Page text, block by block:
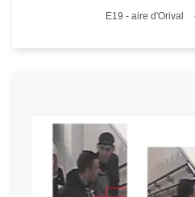
Standort
E19 - aire d'Orival